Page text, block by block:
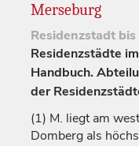
Merseburg
Residenzstadt
Residenzstädte
Handbuch.
der
(1) M. liegt am
Domberg als